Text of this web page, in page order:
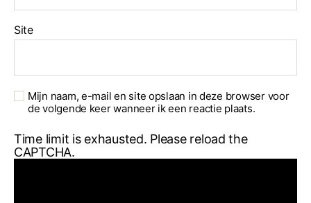
Site
Mijn naam, e-mail en site opslaan in deze browser voor
de volgende keer wanneer ik een reactie plaats.
Time limit is exhausted. Please reload the
CAPTCHA.